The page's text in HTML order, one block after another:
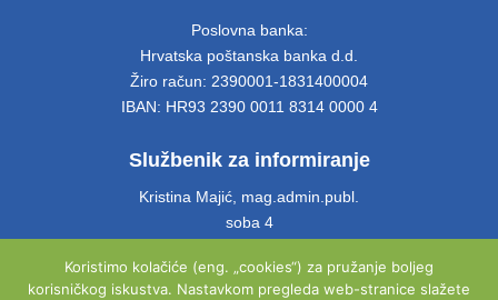
Poslovna banka:
Hrvatska poštanska banka d.d.
Žiro račun: 2390001-1831400004
IBAN: HR93 2390 0011 8314 0000 4
Službenik za informiranje
Kristina Majić, mag.admin.publ.
soba 4
Email: info@opcina-otok.hr
Koristimo kolačiće (eng. „cookies“) za pružanje boljeg
korisničkog iskustva. Nastavkom pregleda web-stranice slažete